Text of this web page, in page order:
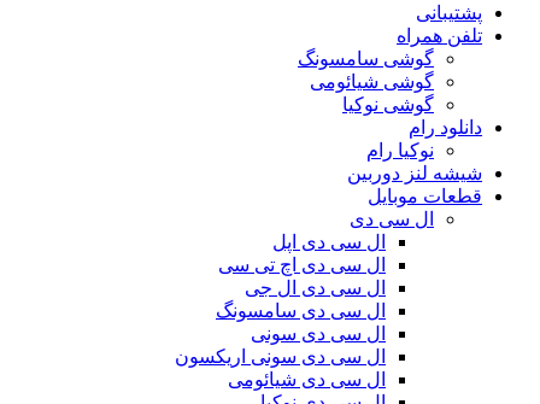
پشتیبانی
تلفن همراه
گوشی سامسونگ
گوشی شیائومی
گوشی نوکیا
دانلود رام
نوکیا رام
شیشه لنز دوربین
قطعات موبایل
ال سی دی
ال سی دی اپل
ال سی دی اچ تی سی
ال سی دی ال جی
ال سی دی سامسونگ
ال سی دی سونی
ال سی دی سونی اریکسون
ال سی دی شیائومی